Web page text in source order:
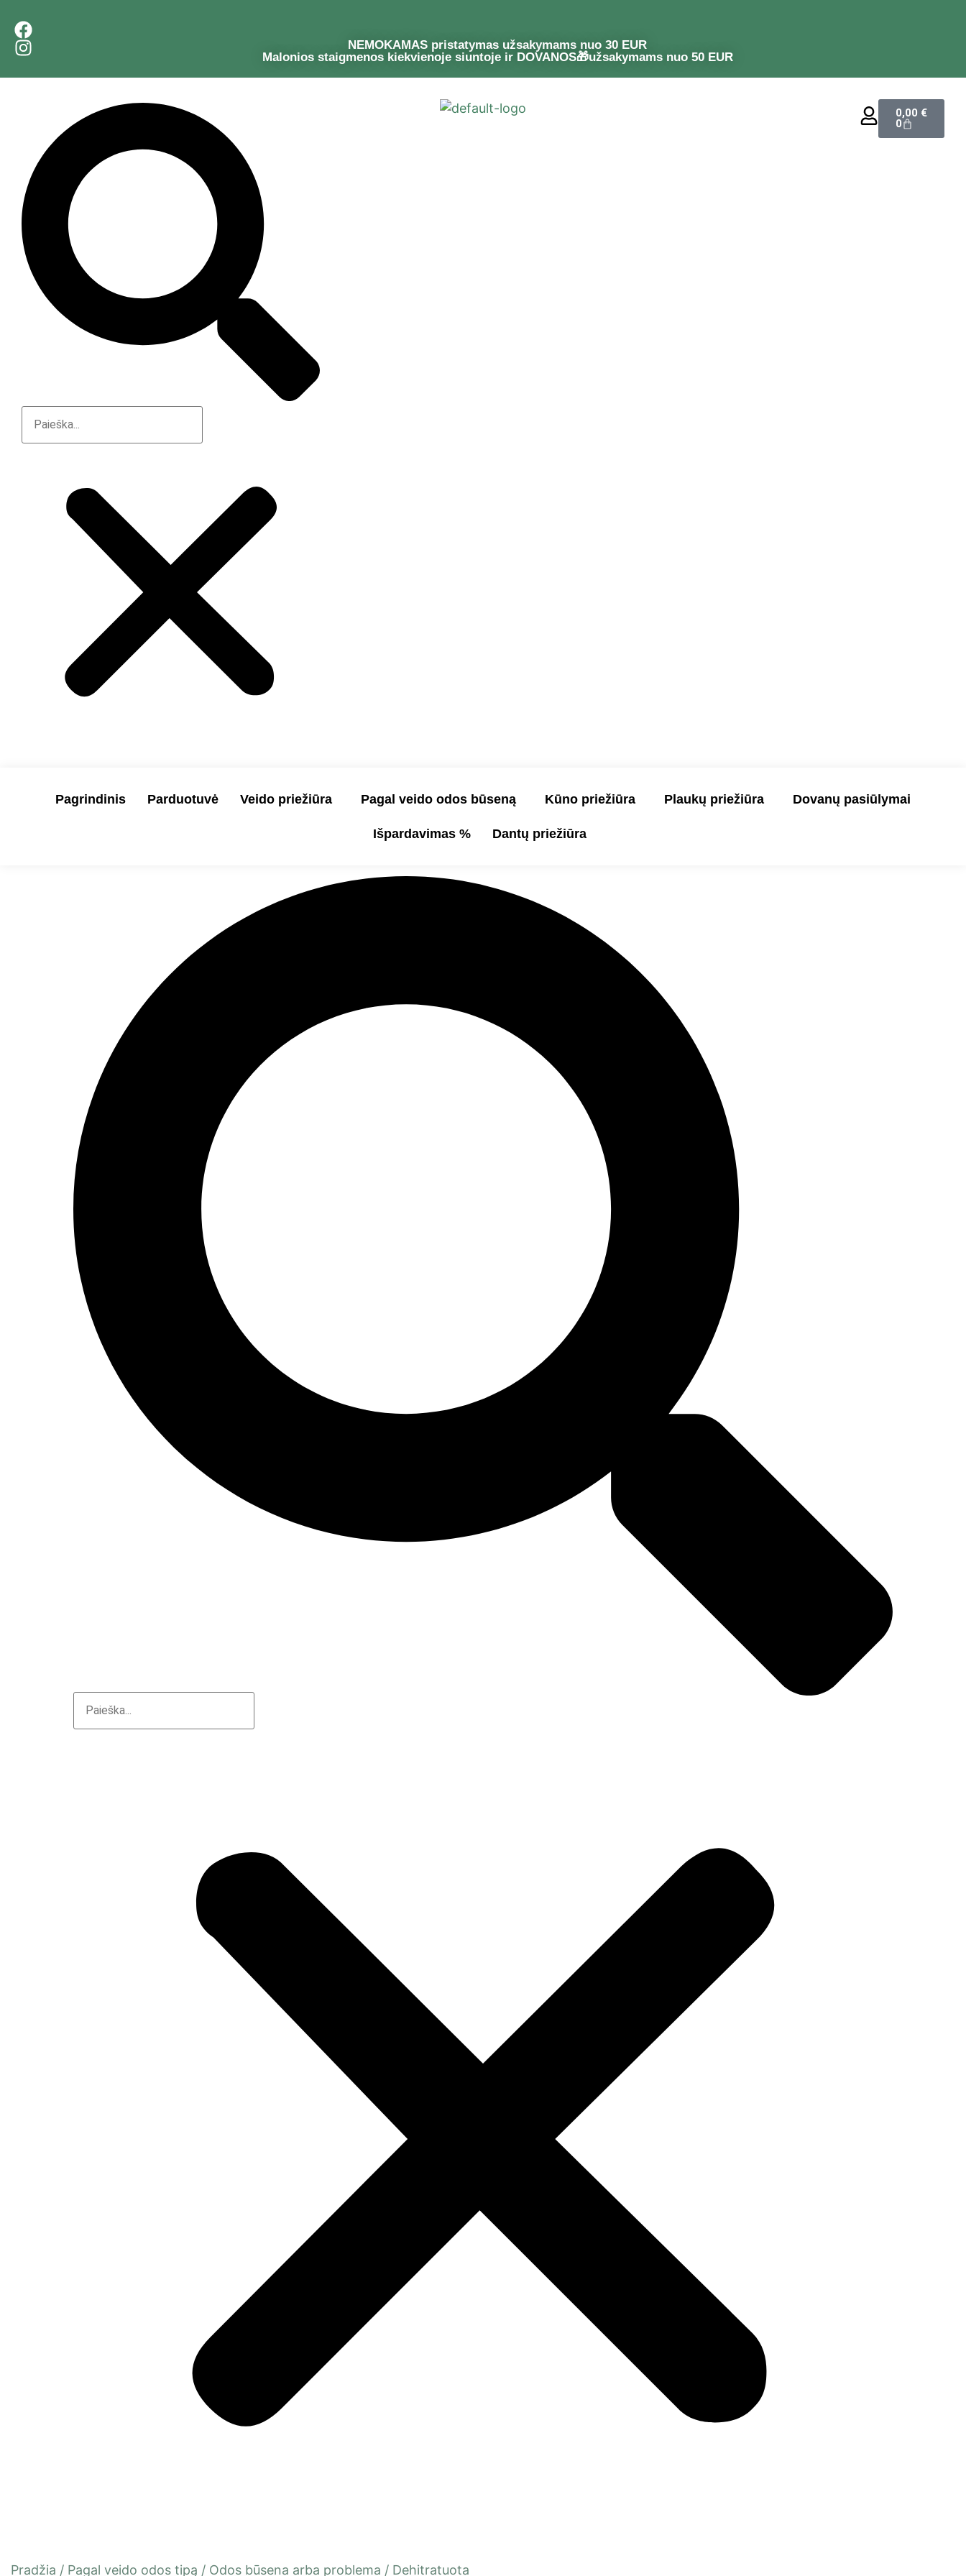
NEMOKAMAS pristatymas užsakymams nuo 30 EUR
Malonios staigmenos kiekvienoje siuntoje ir DOVANOS🎁užsakymams nuo 50 EUR
0,00 €
0
Pagrindinis Parduotuvė Veido priežiūra Pagal veido odos būseną Kūno priežiūra Plaukų priežiūra Dovanų pasiūlymai
Išpardavimas % Dantų priežiūra
Pradžia / Pagal veido odos tipą / Odos būsena arba problema / Dehitratuota